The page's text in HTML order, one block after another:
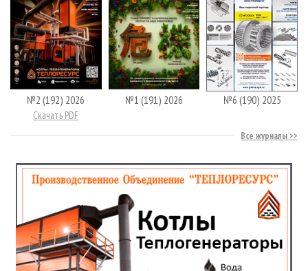
№2 (192) 2026
Скачать PDF
№1 (191) 2026 №6 (190) 2025
Все журналы